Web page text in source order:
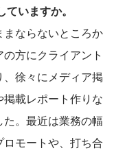
いますか。
ならないところか
方にクライアント
徐々にメディア掲
載レポート作りな
。最近は業務の幅
モートや、打ち合